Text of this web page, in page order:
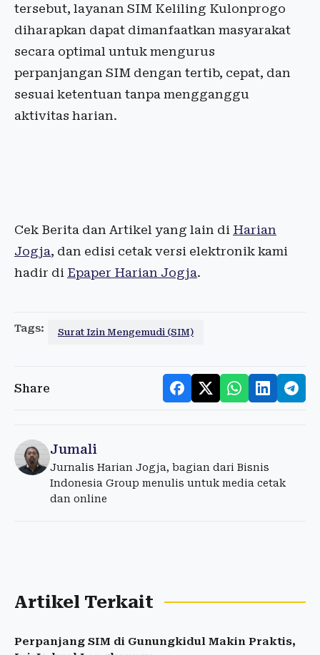
tersebut, layanan SIM Keliling Kulonprogo
diharapkan dapat dimanfaatkan masyarakat
secara optimal untuk mengurus
perpanjangan SIM dengan tertib, cepat, dan
sesuai ketentuan tanpa mengganggu
aktivitas harian.
Cek Berita dan Artikel yang lain di Harian
Jogja, dan edisi cetak versi elektronik kami
hadir di Epaper Harian Jogja.
Tags: Surat Izin Mengemudi (SIM)
Share
Jumali
Jurnalis Harian Jogja, bagian dari Bisnis
Indonesia Group menulis untuk media cetak
dan online
Artikel Terkait
Perpanjang SIM di Gunungkidul Makin Praktis,